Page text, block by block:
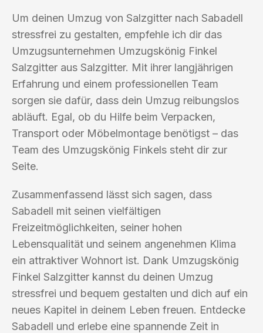
Um deinen Umzug von Salzgitter nach Sabadell
stressfrei zu gestalten, empfehle ich dir das
Umzugsunternehmen Umzugskönig Finkel
Salzgitter aus Salzgitter. Mit ihrer langjährigen
Erfahrung und einem professionellen Team
sorgen sie dafür, dass dein Umzug reibungslos
abläuft. Egal, ob du Hilfe beim Verpacken,
Transport oder Möbelmontage benötigst – das
Team des Umzugskönig Finkels steht dir zur
Seite.
Zusammenfassend lässt sich sagen, dass
Sabadell mit seinen vielfältigen
Freizeitmöglichkeiten, seiner hohen
Lebensqualität und seinem angenehmen Klima
ein attraktiver Wohnort ist. Dank Umzugskönig
Finkel Salzgitter kannst du deinen Umzug
stressfrei und bequem gestalten und dich auf ein
neues Kapitel in deinem Leben freuen. Entdecke
Sabadell und erlebe eine spannende Zeit in